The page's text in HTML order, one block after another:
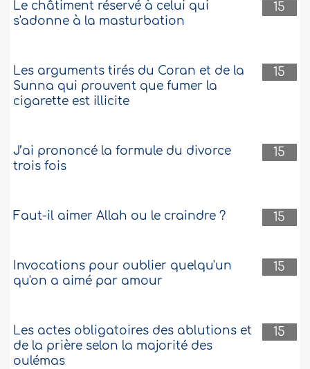
15
Le châtiment réservé à celui qui
s'adonne à la masturbation
15
Les arguments tirés du Coran et de la
Sunna qui prouvent que fumer la
cigarette est illicite
15
J’ai prononcé la formule du divorce
trois fois
15
Faut-il aimer Allah ou le craindre ?
15
Invocations pour oublier quelqu'un
qu'on a aimé par amour
15
Les actes obligatoires des ablutions et
de la prière selon la majorité des
oulémas